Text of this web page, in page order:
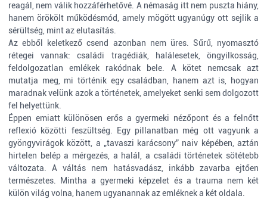
reagál, nem válik hozzáférhetővé. A némaság itt nem puszta hiány,
hanem örökölt működésmód, amely mögött ugyanúgy ott sejlik a
sérültség, mint az elutasítás.
Az ebből keletkező csend azonban nem üres. Sűrű, nyomasztó
rétegei vannak: családi tragédiák, halálesetek, öngyilkosság,
feldolgozatlan emlékek rakódnak bele. A kötet nemcsak azt
mutatja meg, mi történik egy családban, hanem azt is, hogyan
maradnak velünk azok a történetek, amelyeket senki sem dolgozott
fel helyettünk.
Éppen emiatt különösen erős a gyermeki nézőpont és a felnőtt
reflexió közötti feszültség. Egy pillanatban még ott vagyunk a
gyöngyvirágok között, a „tavaszi karácsony” naiv képében, aztán
hirtelen belép a mérgezés, a halál, a családi történetek sötétebb
változata. A váltás nem hatásvadász, inkább zavarba ejtően
természetes. Mintha a gyermeki képzelet és a trauma nem két
külön világ volna, hanem ugyanannak az emléknek a két oldala.